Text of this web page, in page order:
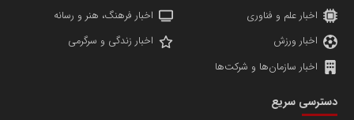
تامین آهن اسفنجی تولیدکنندگان فولاد در کشور
اخبار علم و فناوری
اخبار فرهنگ، هنر و رسانه
اخبار ورزش
اخبار زندگی و سرگرمی
اخبار سازمان‌ها و شرکت‌ها
دسترسی سریع